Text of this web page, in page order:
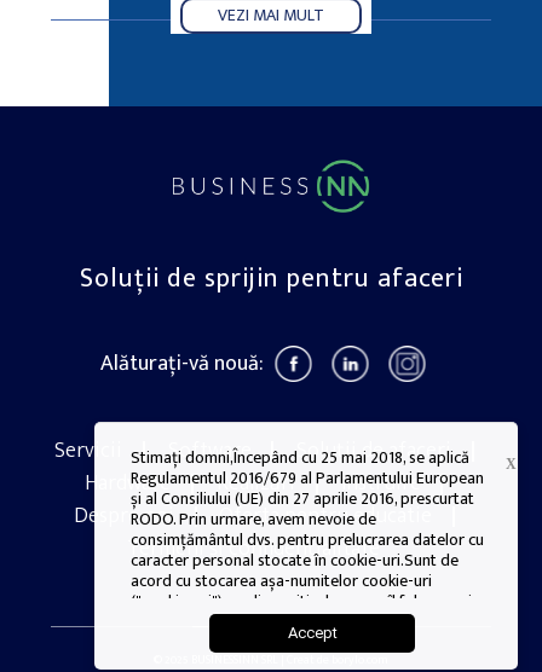
VEZI MAI MULT
Soluții de sprijin pentru afaceri
Alăturați-vă nouă:
Servicii Software
Soluții de afaceri
Hardware
Realizări
Instruire
Despre noi
Oferta pentru educatie
Termeni și confidențialitate
Stimați domni,Începând cu 25 mai 2018, se aplică
Regulamentul 2016/679 al Parlamentului European
și al Consiliului (UE) din 27 aprilie 2016, prescurtat
RODO. Prin urmare, avem nevoie de
consimțământul dvs. pentru prelucrarea datelor cu
caracter personal stocate în cookie-uri.Sunt de
acord cu stocarea așa-numitelor cookie-uri
("cookie-uri") pe dispozitivul pe care îl folosesc și
cu prelucrarea datelor mele personale lăsate în
timpul utilizării site-urilor web și a altor parametri
stocați în cookie-uri.
Accept
X